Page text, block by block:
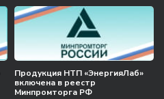
Продукция НТП «ЭнергияЛаб»
включена в реестр
Минпромторга РФ